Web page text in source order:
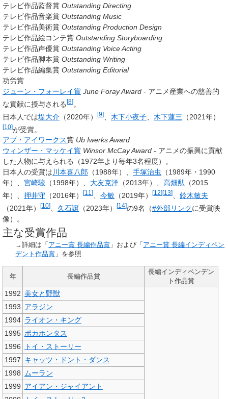
テレビ作品監督賞 Outstanding Directing
テレビ作品音楽賞 Outstanding Music
テレビ作品美術賞 Outstanding Production Design
テレビ作品絵コンテ賞 Outstanding Storyboarding
テレビ作品声優賞 Outstanding Voice Acting
テレビ作品脚本賞 Outstanding Writing
テレビ作品編集賞 Outstanding Editorial
功労賞
ジューン・フォーレイ賞 June Foray Award - アニメ産業への慈善的
な貢献に授与される [8] 。
日本人では堤大介 （2020年） [9] 木下小夜子 木下蓮三 （2021年）
[10]が受賞。
アブ・アイワークス賞 Ub Iwerks Award
ウィンザー・マッケイ賞 Winsor McCay Award - アニメの振興に貢献
した人物に与えられる（1972年より毎年3名程度）。
日本人の受賞は川本喜八郎 （1988年）、 手塚治虫 （1989年・1990
年）、 宮崎駿 （1998年）、 大友克洋 （2013年）、 高畑勲 （2015
年）、 押井守 （2016年） [11 ] 今敏 （2019年） [12][13]
鈴木敏夫
（2021年）
[10] 久石譲 （2023年） [14]の9名（#外部リンクに受賞映
像）。
主な受賞作品
→詳細は「 アニー賞 長編作品賞 」および「 アニー賞 長編インディペン
デント作品賞 」を参照
年 長編作品賞
長編インディペンデン
ト作品賞
1992 美女と野獣
1993 アラジン
1994 ライオン・キング
1995 ポカホンタス
1996
トイ・ストーリー
1997 キャッツ・ドント・ダンス
1998
ムーラン
1999 アイアン・ジャイアント